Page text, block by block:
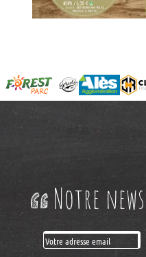
Je m'abonne